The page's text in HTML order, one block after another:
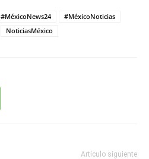
#MéxicoNews24
#MéxicoNoticias
NoticiasMéxico
Artículo siguiente